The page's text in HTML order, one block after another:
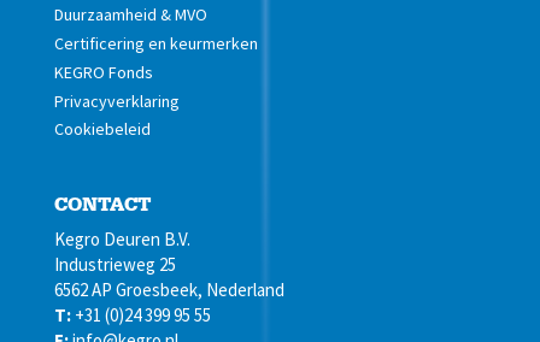
Duurzaamheid & MVO
Certificering en keurmerken
KEGRO Fonds
Privacyverklaring
Cookiebeleid
CONTACT
Kegro Deuren B.V.
Industrieweg 25
6562 AP Groesbeek, Nederland
T: +31 (0)24 399 95 55